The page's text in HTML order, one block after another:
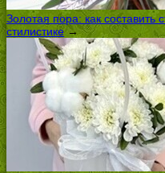
Золотая пора: как составить
стилистике→